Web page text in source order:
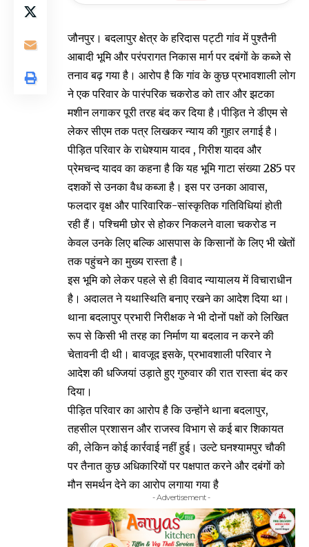
जौनपुर। बदलापुर क्षेत्र के हरिदास पट्टी गांव में पुश्तैनी
आबादी भूमि और परंपरागत निकास मार्ग पर दबंगों के कब्जे से
तनाव बढ़ गया है। आरोप है कि गांव के कुछ प्रभावशाली लोग
ने एक परिवार के पारंपरिक चकरोड को तार और झटका
मशीन लगाकर पूरी तरह बंद कर दिया है।पीड़ित ने डीएम से
लेकर सीएम तक पत्र लिखकर न्याय की गुहार लगाई है।
पीड़ित परिवार के राधेश्याम यादव , गिरीश यादव और
प्रेमचन्द यादव का कहना है कि यह भूमि गाटा संख्या 285 पर
दशकों से उनका वैध कब्जा है। इस पर उनका आवास,
फलदार वृक्ष और पारिवारिक-सांस्कृतिक गतिविधियां होती
रही हैं। पश्चिमी छोर से होकर निकलने वाला चकरोड न
केवल उनके लिए बल्कि आसपास के किसानों के लिए भी खेतों
तक पहुंचने का मुख्य रास्ता है।
इस भूमि को लेकर पहले से ही विवाद न्यायालय में विचाराधीन
है। अदालत ने यथास्थिति बनाए रखने का आदेश दिया था।
थाना बदलापुर प्रभारी निरीक्षक ने भी दोनों पक्षों को लिखित
रूप से किसी भी तरह का निर्माण या बदलाव न करने की
चेतावनी दी थी। बावजूद इसके, प्रभावशाली परिवार ने
आदेश की धज्जियां उड़ाते हुए गुरुवार की रात रास्ता बंद कर
दिया।
पीड़ित परिवार का आरोप है कि उन्होंने थाना बदलापुर,
तहसील प्रशासन और राजस्व विभाग से कई बार शिकायत
की, लेकिन कोई कार्रवाई नहीं हुई। उल्टे घनश्यामपुर चौकी
पर तैनात कुछ अधिकारियों पर पक्षपात करने और दबंगों को
मौन समर्थन देने का आरोप लगाया गया है
- Advertisement -